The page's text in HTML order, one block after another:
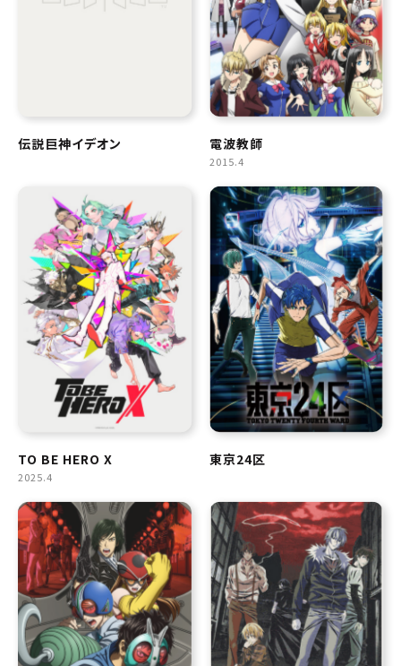
伝説巨神イデオン 電波教師
2015.4
TO BE HERO X
2025.4
東京24区